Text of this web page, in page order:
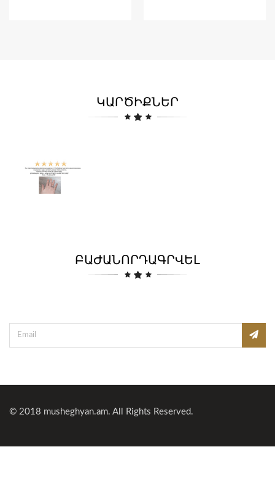
ԿԱՐԾԻՔՆԵՐ
ԲԱԺԱՆՈՐԴԱԳՐՎԵԼ
© 2018 musheghyan.am. All Rights Reserved.